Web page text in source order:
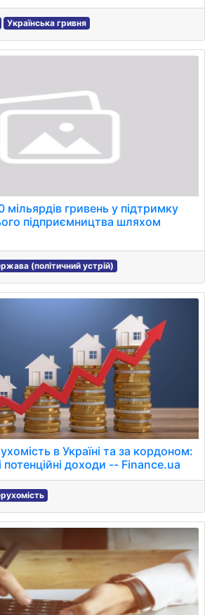
Українська гривня
гривень у підтримку
підприємництва шляхом
(політичний устрій)
в Україні та за кордоном:
потенційні доходи -- Finance.ua